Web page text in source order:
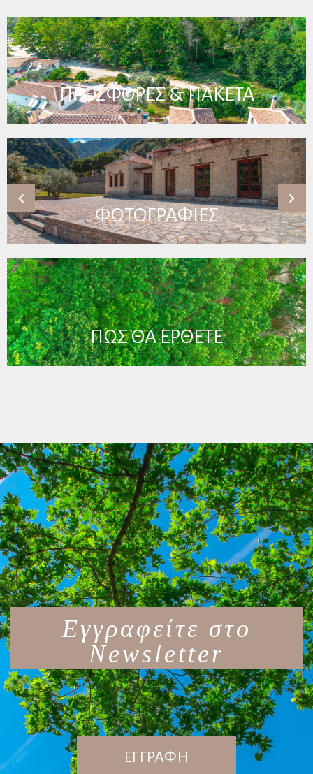
ΠΡΟΣΦΟΡΕΣ & ΠΑΚΕΤΑ
ΦΩΤΟΓΡΑΦΙΕΣ
ΠΩΣ ΘΑ ΕΡΘΕΤΕ
Εγγραφείτε στο
Newsletter
ΕΓΓΡΑΦΗ